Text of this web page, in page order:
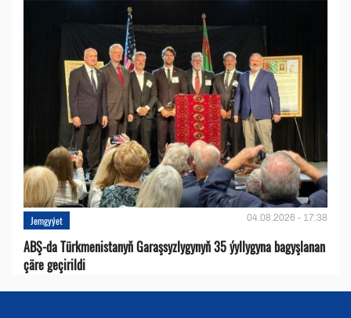
Jemgyýet 04.08.2026 - 17:38
ABŞ-da Türkmenistanyň Garaşsyzlygynyň 35 ýyllygyna bagyşlanan
çäre geçirildi